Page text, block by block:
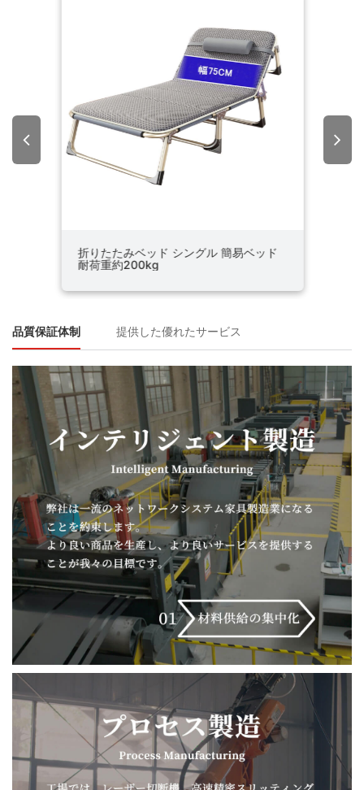
折りたたみベッド シングル 簡易ベッド
耐荷重約200kg
品質保証体制 提供した優れたサービス